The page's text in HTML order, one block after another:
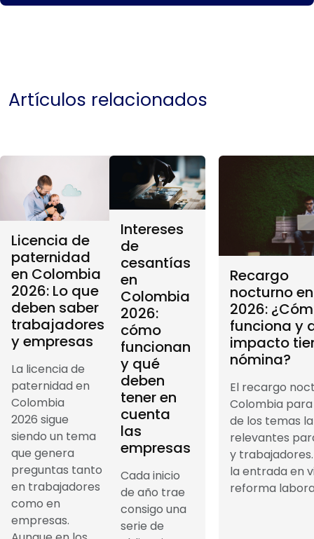
Artículos relacionados
Licencia de
paternidad
en Colombia
2026: Lo que
deben saber
trabajadores
y empresas
La licencia de
paternidad en
Colombia
2026 sigue
siendo un tema
que genera
preguntas tanto
en trabajadores
como en
empresas.
Intereses
de
cesantías
en
Colombia
2026:
cómo
funcionan
y qué
deben
tener en
cuenta
las
empresas
Cada inicio
de año trae
consigo una
serie de
Recargo
nocturno
2026:
funciona y
impacto
nómina?
El recargo
Colombia para
de los temas
relevantes
y
la entrada en
reforma